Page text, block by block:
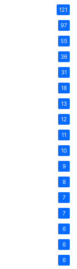
121
97
55
36
31
18
13
12
11
10
9
8
7
7
6
6
6